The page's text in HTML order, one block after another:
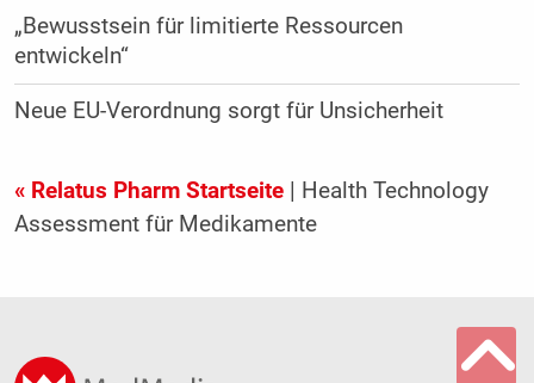
„Bewusstsein für limitierte Ressourcen
entwickeln“
Neue EU-Verordnung sorgt für Unsicherheit
« Relatus Pharm Startseite| Health Technology
Assessment für Medikamente